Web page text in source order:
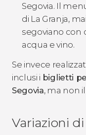
Segovia. Il
di La Granja,
segoviano con
acqua e vino.
Se invece
inclusi i biglietti
Segovia, ma non
Variazioni